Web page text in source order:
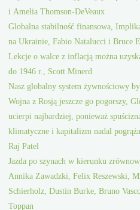
i Amelia Thomson-DeVeaux
Globalna stabilność finansowa,
na Ukrainie, Fabio Natalucci i Bruce
Lekcje o walce z inflacją można
do 1946 r., Scott Minerd
Nasz globalny system żywnościowy
Wojna z Rosją jeszcze go pogorszy,
ucierpi najbardziej, ponieważ
klimatyczne i kapitalizm nadal
Raj Patel
Jazda po szynach w kierunku
Annika Zawadzki, Felix Reszewski,
Schierholz, Dustin Burke, Bruno
Toppan